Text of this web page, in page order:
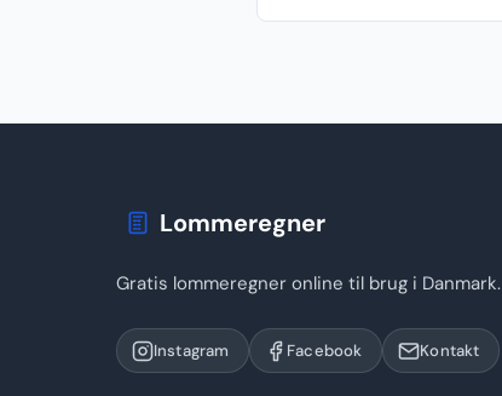
Lommeregner
Gratis lommeregner online til brug i Danmark.
Instagram Facebook Kontakt